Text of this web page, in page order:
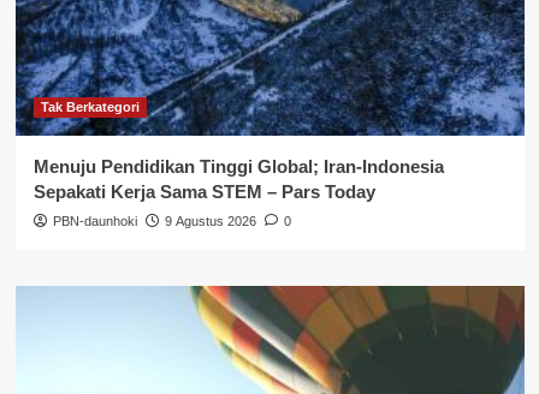
Tak Berkategori
Menuju Pendidikan Tinggi Global; Iran-Indonesia
Sepakati Kerja Sama STEM – Pars Today
PBN-daunhoki 9 Agustus 2026 0